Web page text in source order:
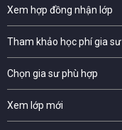
Xem hợp đồng nhận lớp
Tham khảo học phí gia sư
Chọn gia sư phù hợp
Xem lớp mới